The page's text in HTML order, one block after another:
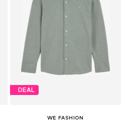
DEAL
WE FASHION